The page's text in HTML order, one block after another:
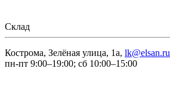
Склад
Кострома, Зелёная улица, 1а, lk@elsan.ru
пн-пт 9:00–19:00; сб 10:00–15:00